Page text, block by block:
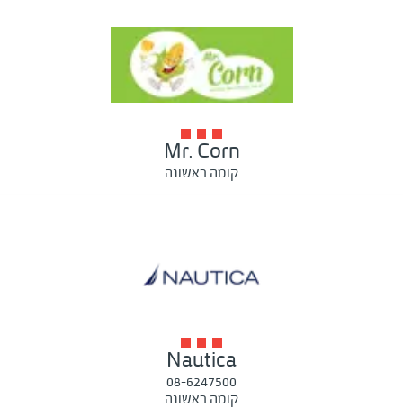
Mr. Corn
קומה ראשונה
Nautica
08-6247500
קומה ראשונה